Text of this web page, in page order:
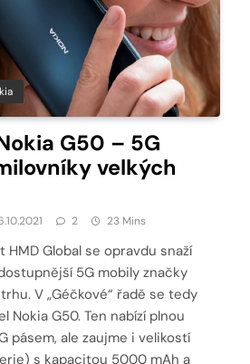
G50 – 5G
velkých
2 23 Mins
HMD Global se opravdu snaží
5G mobily značky
V „Géčkové“ řadě se tedy
Nokia G50. Ten nabízí plnou
pásem, ale zaujme i velikostí
s kapacitou 5000 mAh a